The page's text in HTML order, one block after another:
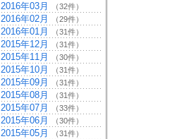
2016年03月 （32件）
2016年02月 （29件）
2016年01月 （31件）
2015年12月 （31件）
2015年11月 （30件）
2015年10月 （31件）
2015年09月 （31件）
2015年08月 （31件）
2015年07月 （33件）
2015年06月 （30件）
2015年05月 （31件）